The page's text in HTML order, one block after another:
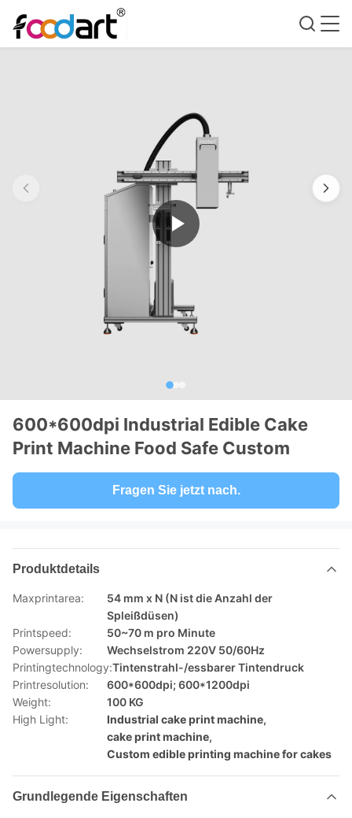
600*600dpi Industrial Edible Cake
Print Machine Food Safe Custom
Fragen Sie jetzt nach.
Produktdetails
Maxprintarea:
54 mm x N (N ist die Anzahl der
Spleißdüsen)
Printspeed:
50~70 m pro Minute
Powersupply:
Wechselstrom 220V 50/60Hz
Printingtechnology:Tintenstrahl-/essbarer Tintendruck
Printresolution:
600*600dpi; 600*1200dpi
Weight:
100 KG
High Light:
Industrial cake print machine,
cake print machine,
Custom edible printing machine for cakes
Grundlegende Eigenschaften